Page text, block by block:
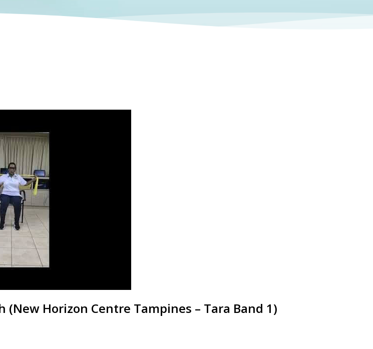
(New Horizon Centre Tampines – Tara Band 1)